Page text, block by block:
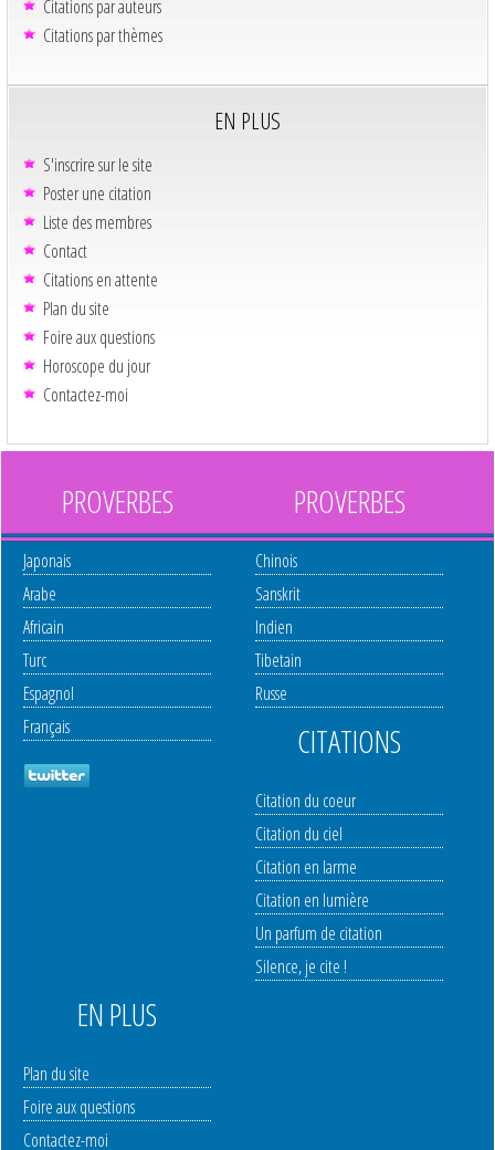
Citations par auteurs
Citations par thèmes
EN PLUS
S'inscrire sur le site
Poster une citation
Liste des membres
Contact
Citations en attente
Plan du site
Foire aux questions
Horoscope du jour
Contactez-moi
PROVERBES
Japonais
Arabe
Africain
Turc
Espagnol
Français
PROVERBES
Chinois
Sanskrit
Indien
Tibetain
Russe
CITATIONS
Citation du coeur
Citation du ciel
Citation en larme
Citation en lumière
Un parfum de citation
Silence, je cite !
EN PLUS
Plan du site
Foire aux questions
Contactez-moi